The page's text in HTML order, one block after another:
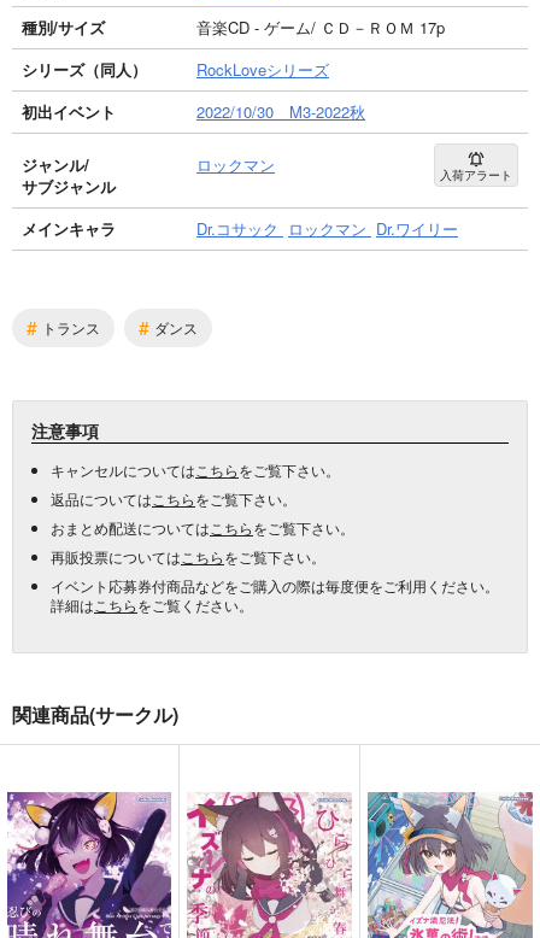
種別/サイズ
音楽CD - ゲーム/ ＣＤ－ＲＯＭ 17p
シリーズ（同人）
RockLoveシリーズ
初出イベント
2022/10/30 M3-2022秋
ジャンル/
サブジャンル
ロックマン 入荷アラート
メインキャラ Dr.コサック ロックマン Dr.ワイリー
# トランス # ダンス
注意事項
キャンセルについては こちらをご覧下さい。
返品については こちらをご覧下さい。
おまとめ配送については こちらをご覧下さい。
再販投票については こちらをご覧下さい。
イベント応募券付商品などをご購入の際は毎度便をご利用ください。
詳細は こちらをご覧ください。
関連商品(サークル)